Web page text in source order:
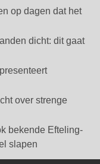
op dagen dat het
dicht: dit gaat
over strenge
bekende Efteling-
slapen